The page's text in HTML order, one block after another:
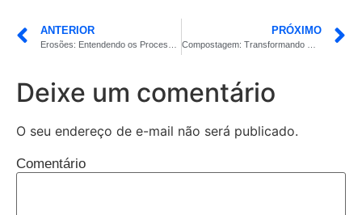
ANTERIOR PRÓXIMO
Deixe um comentário
O seu endereço de e-mail não será publicado.
Comentário